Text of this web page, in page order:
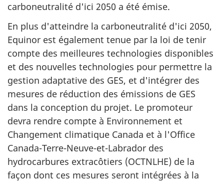
carboneutralité d'ici 2050 a été émise.
En plus d'atteindre la carboneutralité d'ici 2050,
Equinor est également tenue par la loi de tenir
compte des meilleures technologies disponibles
et des nouvelles technologies pour permettre la
gestion adaptative des GES, et d'intégrer des
mesures de réduction des émissions de GES
dans la conception du projet. Le promoteur
devra rendre compte à Environnement et
Changement climatique Canada et à l'Office
Canada-Terre-Neuve-et-Labrador des
hydrocarbures extracôtiers (OCTNLHE) de la
façon dont ces mesures seront intégrées à la